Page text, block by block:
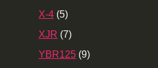
X-4 (5)
XJR (7)
YBR125 (9)